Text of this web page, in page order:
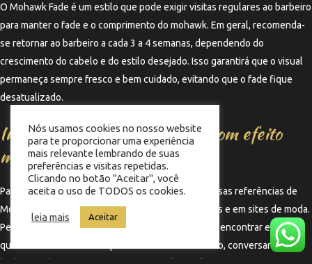
O Mohawk Fade é um estilo que pode exigir visitas regulares ao barbeiro
para manter o fade e o comprimento do mohawk. Em geral, recomenda-
se retornar ao barbeiro a cada 3 a 4 semanas, dependendo do
crescimento do cabelo e do estilo desejado. Isso garantirá que o visual
permaneça sempre fresco e bem cuidado, evitando que o fade fique
desatualizado.
Inspirações de Mohawk Fade com efeito
molhado
Para aqueles que buscam inspiração, existem diversas referências de
Mohawk Fade com efeito molhado nas redes sociais e em sites de moda.
Pesquisar por hashtags relacionadas pode ajudar a encontrar estilos
que combinem com a sua personalidade. Além disso, conversar com o
Nós usamos cookies no nosso website
para te proporcionar uma experiência
mais relevante lembrando de suas
preferências e visitas repetidas.
Clicando no botão "Aceitar", você
aceita o uso de TODOS os cookies.
leia mais Aceitar